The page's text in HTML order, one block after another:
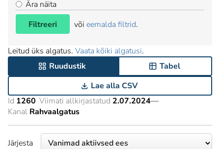
Ära näita
Filtreeri
või eemalda filtrid.
Leitud üks algatus. Vaata kõiki algatusi.
Ruudustik
Tabel
Lae alla CSV
Id 1260 Viimati allkirjastatud 2.07.2024—
Kanal Rahvaalgatus
Järjesta